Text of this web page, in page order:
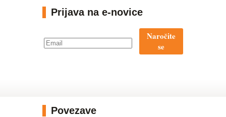
Prijava na e-novice
Naročite
se
Povezave